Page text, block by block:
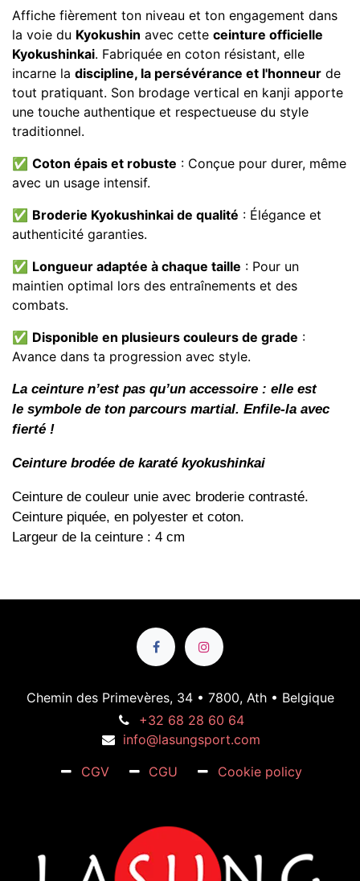
Affiche fièrement ton niveau et ton engagement dans
la voie du Kyokushin avec cette ceinture officielle
Kyokushinkai. Fabriquée en coton résistant, elle
incarne la discipline, la persévérance et l'honneur de
tout pratiquant. Son brodage vertical en kanji apporte
une touche authentique et respectueuse du style
traditionnel.
✅ Coton épais et robuste : Conçue pour durer, même
avec un usage intensif.
✅ Broderie Kyokushinkai de qualité : Élégance et
authenticité garanties.
✅ Longueur adaptée à chaque taille : Pour un
maintien optimal lors des entraînements et des
combats.
✅ Disponible en plusieurs couleurs de grade :
Avance dans ta progression avec style.
La ceinture n’est pas qu’un accessoire : elle est
le symbole de ton parcours martial. Enfile-la avec
fierté !
Ceinture brodée de karaté kyokushinkai
Ceinture de couleur unie avec broderie contrasté.
Ceinture piquée, en polyester et coton.
Largeur de la ceinture : 4 cm
Chemin des Primevères, 34 • 7800, Ath • Belgique
+32 68 28 60 64
info@lasungsport.com
CGV
CGU Cookie policy